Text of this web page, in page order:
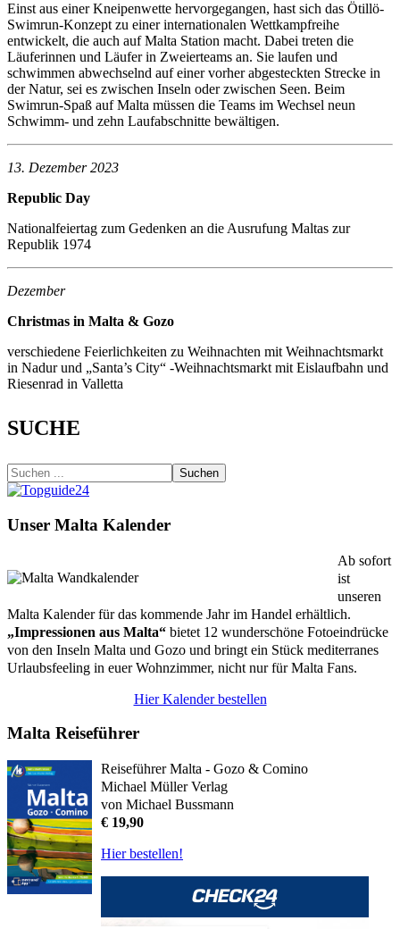
Einst aus einer Kneipenwette hervorgegangen, hast sich das Ötillö-
Swimrun-Konzept zu einer internationalen Wettkampfreihe
entwickelt, die auch auf Malta Station macht. Dabei treten die
Läuferinnen und Läufer in Zweierteams an. Sie laufen und
schwimmen abwechselnd auf einer vorher abgesteckten Strecke in
der Natur, sei es zwischen Inseln oder zwischen Seen. Beim
Swimrun-Spaß auf Malta müssen die Teams im Wechsel neun
Schwimm- und zehn Laufabschnitte bewältigen.
13. Dezember 2023
Republic Day
Nationalfeiertag zum Gedenken an die Ausrufung Maltas zur
Republik 1974
Dezember
Christmas in Malta & Gozo
verschiedene Feierlichkeiten zu Weihnachten mit Weihnachtsmarkt
in Nadur und „Santa’s City“ -Weihnachtsmarkt mit Eislaufbahn und
Riesenrad in Valletta
SUCHE
Suchen
Unser Malta Kalender
Ab sofort
ist
unseren
Malta Kalender für das kommende Jahr im Handel erhältlich.
„Impressionen aus Malta“ bietet 12 wunderschöne Fotoeindrücke
von den Inseln Malta und Gozo und bringt ein Stück mediterranes
Urlaubsfeeling in euer Wohnzimmer, nicht nur für Malta Fans.
Hier Kalender bestellen
Malta Reiseführer
Reiseführer Malta - Gozo & Comino
Michael Müller Verlag
von Michael Bussmann
€ 19,90
Hier bestellen!